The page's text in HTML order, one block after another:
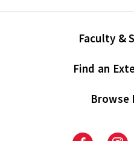
Faculty &
Find an
Browse